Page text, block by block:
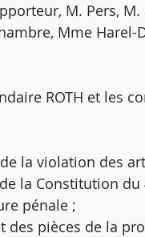
M. Pers,
Mme
ROTH et les
la violation des
la Constitution du
pénale ;
pièces de la